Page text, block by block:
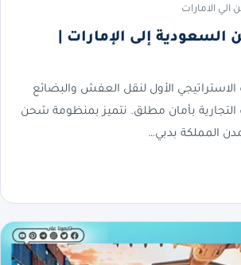
الامارات
إلى الإمارات |
الأول لنقل العفش والبضائع
التجارية بأمان مطلق. نتميز بمنظومة شحن
المملكة بدبي…